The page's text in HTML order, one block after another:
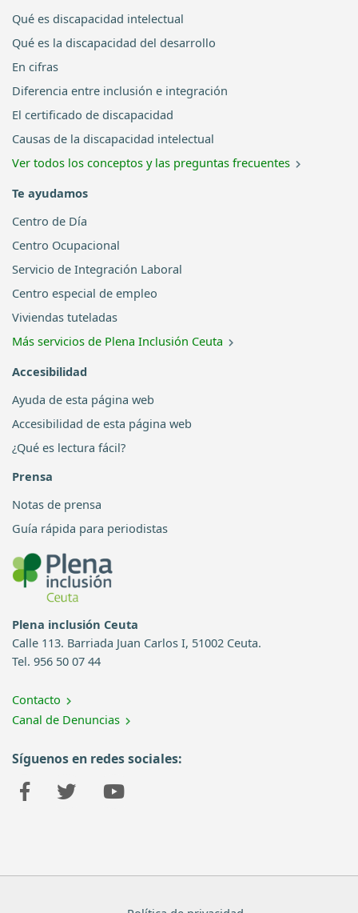
Qué es discapacidad intelectual
Qué es la discapacidad del desarrollo
En cifras
Diferencia entre inclusión e integración
El certificado de discapacidad
Causas de la discapacidad intelectual
Ver todos los conceptos y las preguntas frecuentes
Te ayudamos
Centro de Día
Centro Ocupacional
Servicio de Integración Laboral
Centro especial de empleo
Viviendas tuteladas
Más servicios de Plena Inclusión Ceuta
Accesibilidad
Ayuda de esta página web
Accesibilidad de esta página web
¿Qué es lectura fácil?
Prensa
Notas de prensa
Guía rápida para periodistas
Plena inclusión Ceuta
Calle 113. Barriada Juan Carlos I, 51002 Ceuta.
Tel. 956 50 07 44
Contacto
Canal de Denuncias
Síguenos en redes sociales: